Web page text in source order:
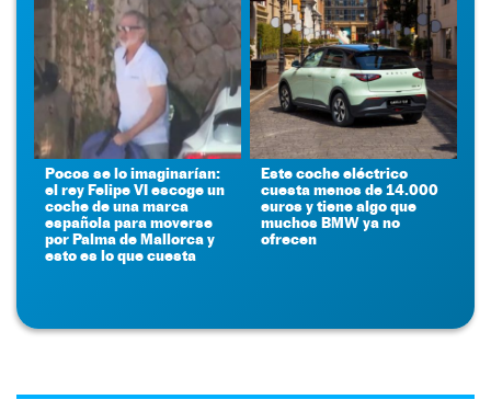
Pocos se lo imaginarían:
el rey Felipe VI escoge un
coche de una marca
española para moverse
por Palma de Mallorca y
esto es lo que cuesta
Este coche eléctrico
cuesta menos de 14.000
euros y tiene algo que
muchos BMW ya no
ofrecen